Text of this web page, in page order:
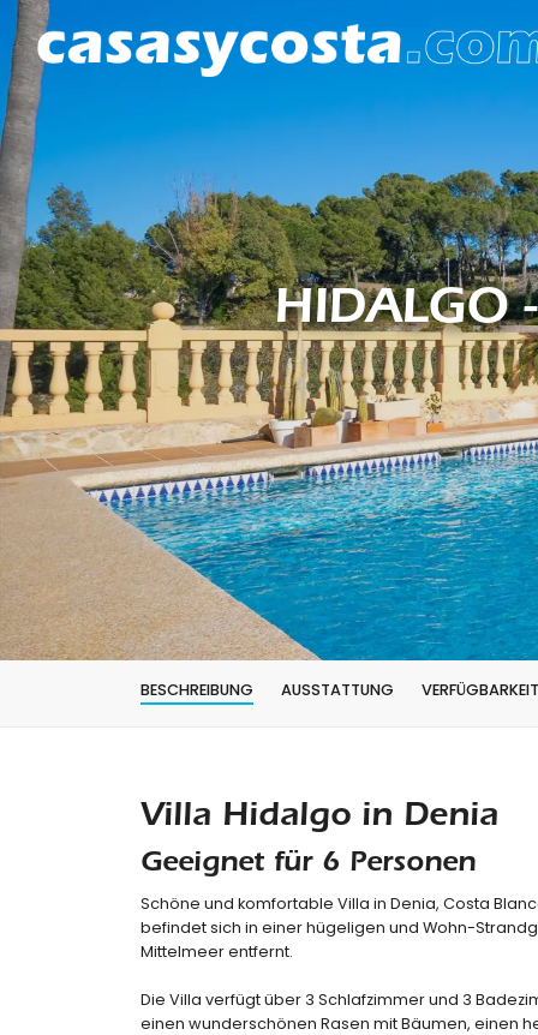
HIDALGO
BESCHREIBUNG AUSSTATTUNG
Villa Hidalgo in Denia
Geeignet für 6 Personen
Schöne und komfortable Villa in Denia, Costa
befindet sich in einer hügeligen und Wohn-
Mittelmeer entfernt.
Die Villa verfügt über 3 Schlafzimmer und 3
einen wunderschönen Rasen mit Bäumen, einen